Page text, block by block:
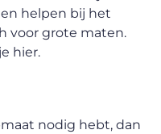
helpen bij het
voor grote maten.
hier.
nodig hebt, dan